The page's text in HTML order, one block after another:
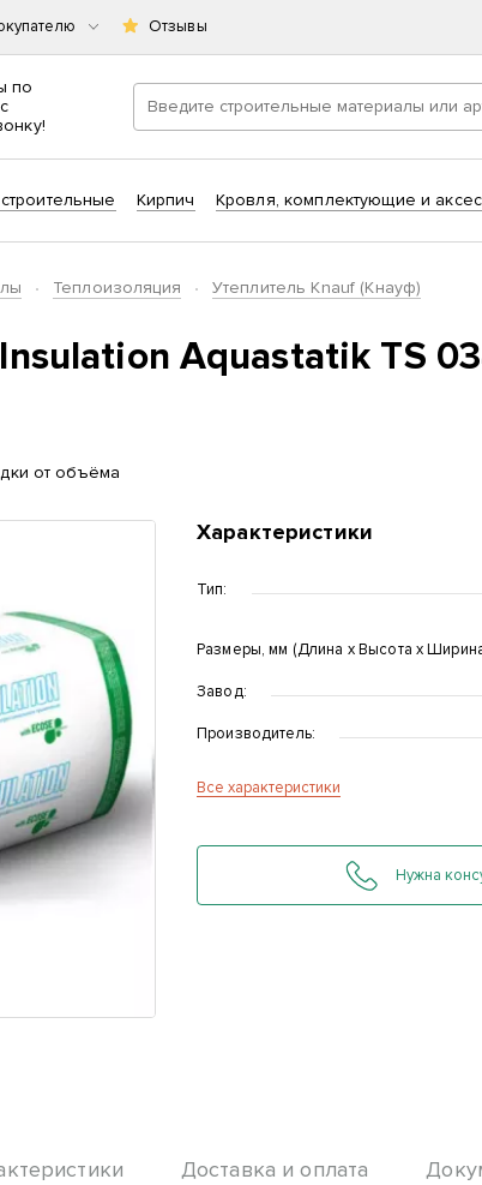
Отзывы
«АРТЭКО»
по
Кирпич Кровля, комплектующие и
Теплоизоляция Утеплитель Knauf (Кнауф)
Aquastatik TS
от объёма
Характеристики
Тип:
Размеры, мм (Длина x Высота x
Завод:
Производитель:
Все характеристики
Нужна
Доставка и оплата